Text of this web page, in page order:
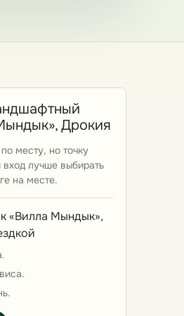
Дрокия
месту, но точку
лучше выбирать
на месте.
«Вилла Мындык»,